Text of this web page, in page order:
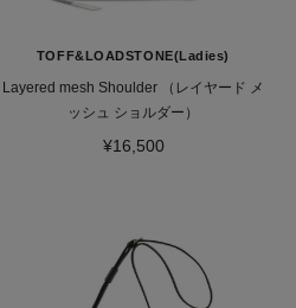
TOFF&LOADSTONE(Ladies)
Layered mesh Shoulder （レイヤード メ
ッシュ ショルダー）
¥16,500